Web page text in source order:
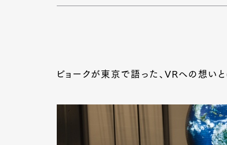
ビョークが東京で語った、VRへの想いと